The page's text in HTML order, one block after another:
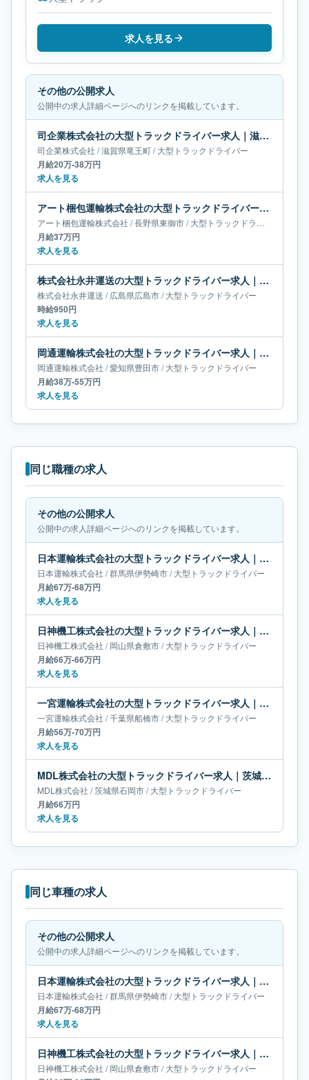
求人を見る
その他の公開求人
公開中の求人詳細ページへのリンクを掲載しています。
司企業株式会社の大型トラックドライバー求人｜滋賀県竜王町｜月給20万-38万円
司企業株式会社 /滋賀県竜王町/大型トラックドライバー
月給20万-38万円
求人を見る
アート梱包運輸株式会社の大型トラックドライバー求人｜長野県東御市｜月給37万円
アート梱包運輸株式会社 /長野県東御市/大型トラックドライバー
月給37万円
求人を見る
株式会社永井運送の大型トラックドライバー求人｜広島県広島市
株式会社永井運送 /広島県広島市/大型トラックドライバー
時給950円
求人を見る
岡通運輸株式会社の大型トラックドライバー求人｜愛知県豊田市｜月給38万-55万円
岡通運輸株式会社 /愛知県豊田市/大型トラックドライバー
月給38万-55万円
求人を見る
同じ職種の求人
その他の公開求人
公開中の求人詳細ページへのリンクを掲載しています。
日本運輸株式会社の大型トラックドライバー求人｜群馬県伊勢崎市｜月給67万-68万円
日本運輸株式会社 /群馬県伊勢崎市/大型トラックドライバー
月給67万-68万円
求人を見る
日神機工株式会社の大型トラックドライバー求人｜岡山県倉敷市｜月給66万-66万円
日神機工株式会社 /岡山県倉敷市/大型トラックドライバー
月給66万-66万円
求人を見る
一宮運輸株式会社の大型トラックドライバー求人｜千葉県船橋市｜月給56万-70万円
一宮運輸株式会社 /千葉県船橋市/大型トラックドライバー
月給56万-70万円
求人を見る
MDL株式会社の大型トラックドライバー求人｜茨城県石岡市｜月給66万円
MDL株式会社 /茨城県石岡市/大型トラックドライバー
月給66万円
求人を見る
同じ車種の求人
その他の公開求人
公開中の求人詳細ページへのリンクを掲載しています。
日本運輸株式会社の大型トラックドライバー求人｜群馬県伊勢崎市｜月給67万-68万円
日本運輸株式会社 /群馬県伊勢崎市/大型トラックドライバー
月給67万-68万円
求人を見る
日神機工株式会社の大型トラックドライバー求人｜岡山県倉敷市｜月給66万-66万円
日神機工株式会社 /岡山県倉敷市/大型トラックドライバー